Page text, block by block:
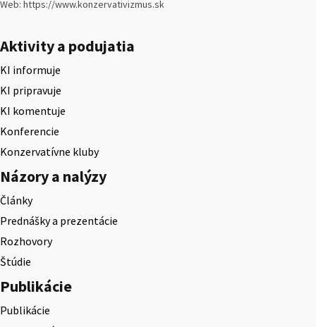
Web: https://www.konzervativizmus.sk
Aktivity a podujatia
KI informuje
KI pripravuje
KI komentuje
Konferencie
Konzervatívne kluby
Názory a nalýzy
Články
Prednášky a prezentácie
Rozhovory
Štúdie
Publikácie
Publikácie